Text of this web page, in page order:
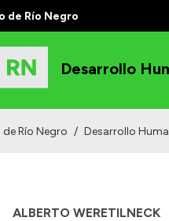
de Río Negro
Desarrollo
Río Negro / Desarrollo
ALBERTO WERETILNECK